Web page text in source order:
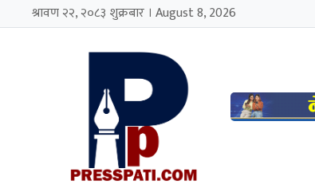
श्रावण २२, २०८३ शुक्रबार । August 8, 2026